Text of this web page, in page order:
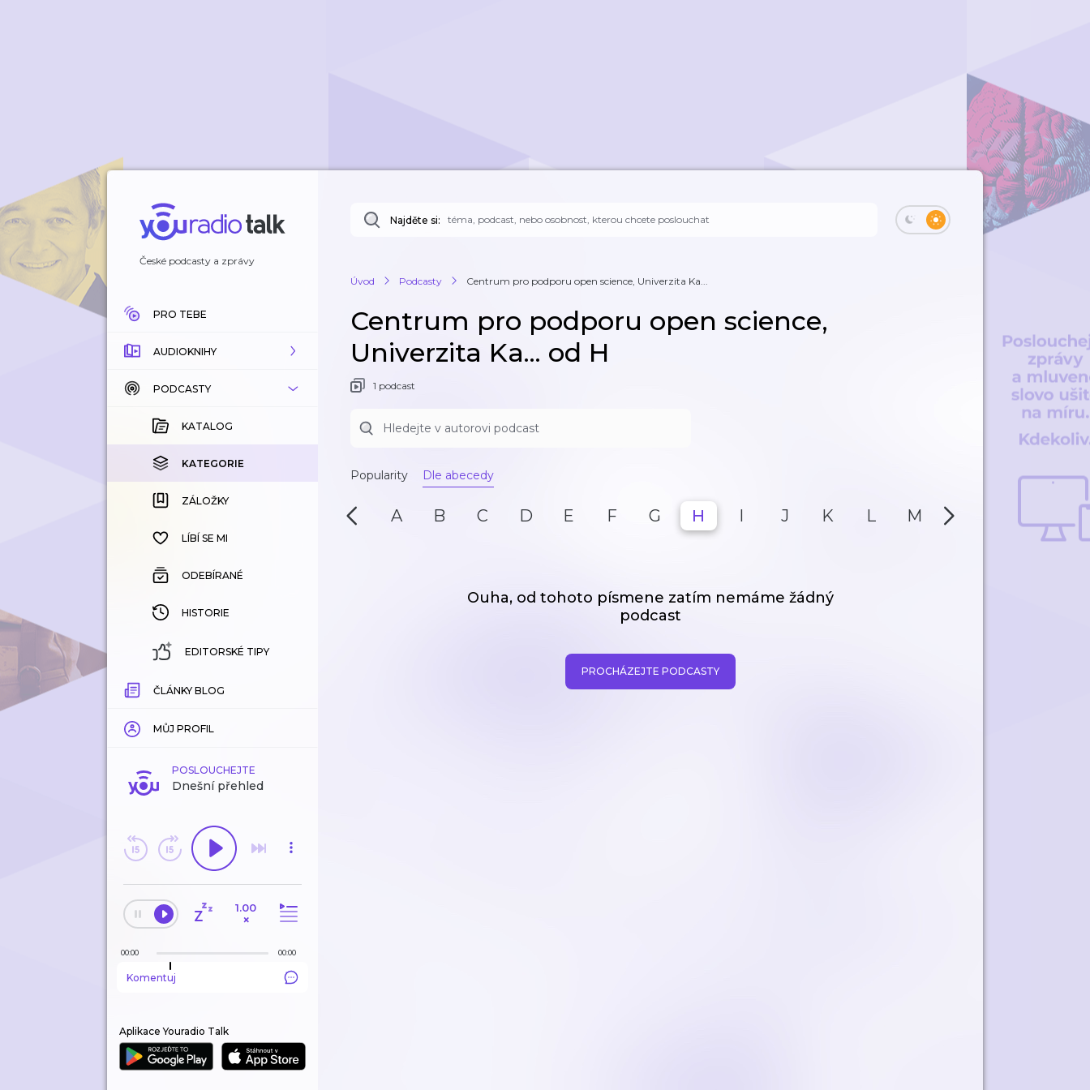
České podcasty a zprávy
PRO TEBE
AUDIOKNIHY
KATALOG
KOUPENÉ
KATEGORIE
ZÁLOŽKY
HISTORIE
PODCASTY
KATALOG
KATEGORIE
ZÁLOŽKY
LÍBÍ SE MI
ODEBÍRANÉ
HISTORIE
EDITORSKÉ TIPY
ČLÁNKY BLOG
MŮJ PROFIL
POSLOUCHEJTE
Dnešní přehled
1.00
×
00:00 00:00
Komentuj
Aplikace Youradio Talk
Najděte si:
Úvod Podcasty Centrum pro podporu open science, Univerzita Ka...
Centrum pro podporu open science,
Univerzita Ka... od H
1 podcast
Popularity Dle abecedy
A B C D E F G H I J K L M N
Ouha, od tohoto písmene zatím nemáme žádný
podcast
PROCHÁZEJTE PODCASTY